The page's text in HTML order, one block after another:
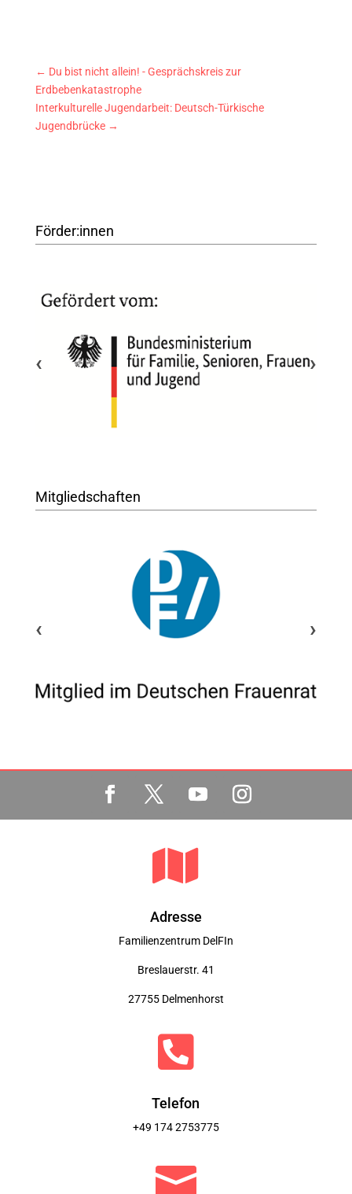
← Du bist nicht allein! - Gesprächskreis zur
Erdbebenkatastrophe
Interkulturelle Jugendarbeit: Deutsch-Türkische
Jugendbrücke→
Förder:innen
‹ ›
Mitgliedschaften
‹ ›

Adresse
Familienzentrum DelFIn
Breslauerstr. 41
27755 Delmenhorst

Telefon
+49 174 2753775
